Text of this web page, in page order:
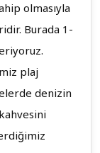
olmasıyla
Burada 1-
plaj
denizin